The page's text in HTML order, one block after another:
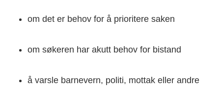
om det er behov for å prioritere saken
om søkeren har akutt behov for bistand
å varsle barnevern, politi, mottak eller andre